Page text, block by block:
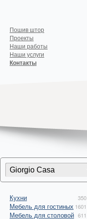
Пошив штор
Проекты
Наши работы
Наши услуги
Контакты
Кухни 350
Мебель для гостиных 1601
Мебель для столовой 611